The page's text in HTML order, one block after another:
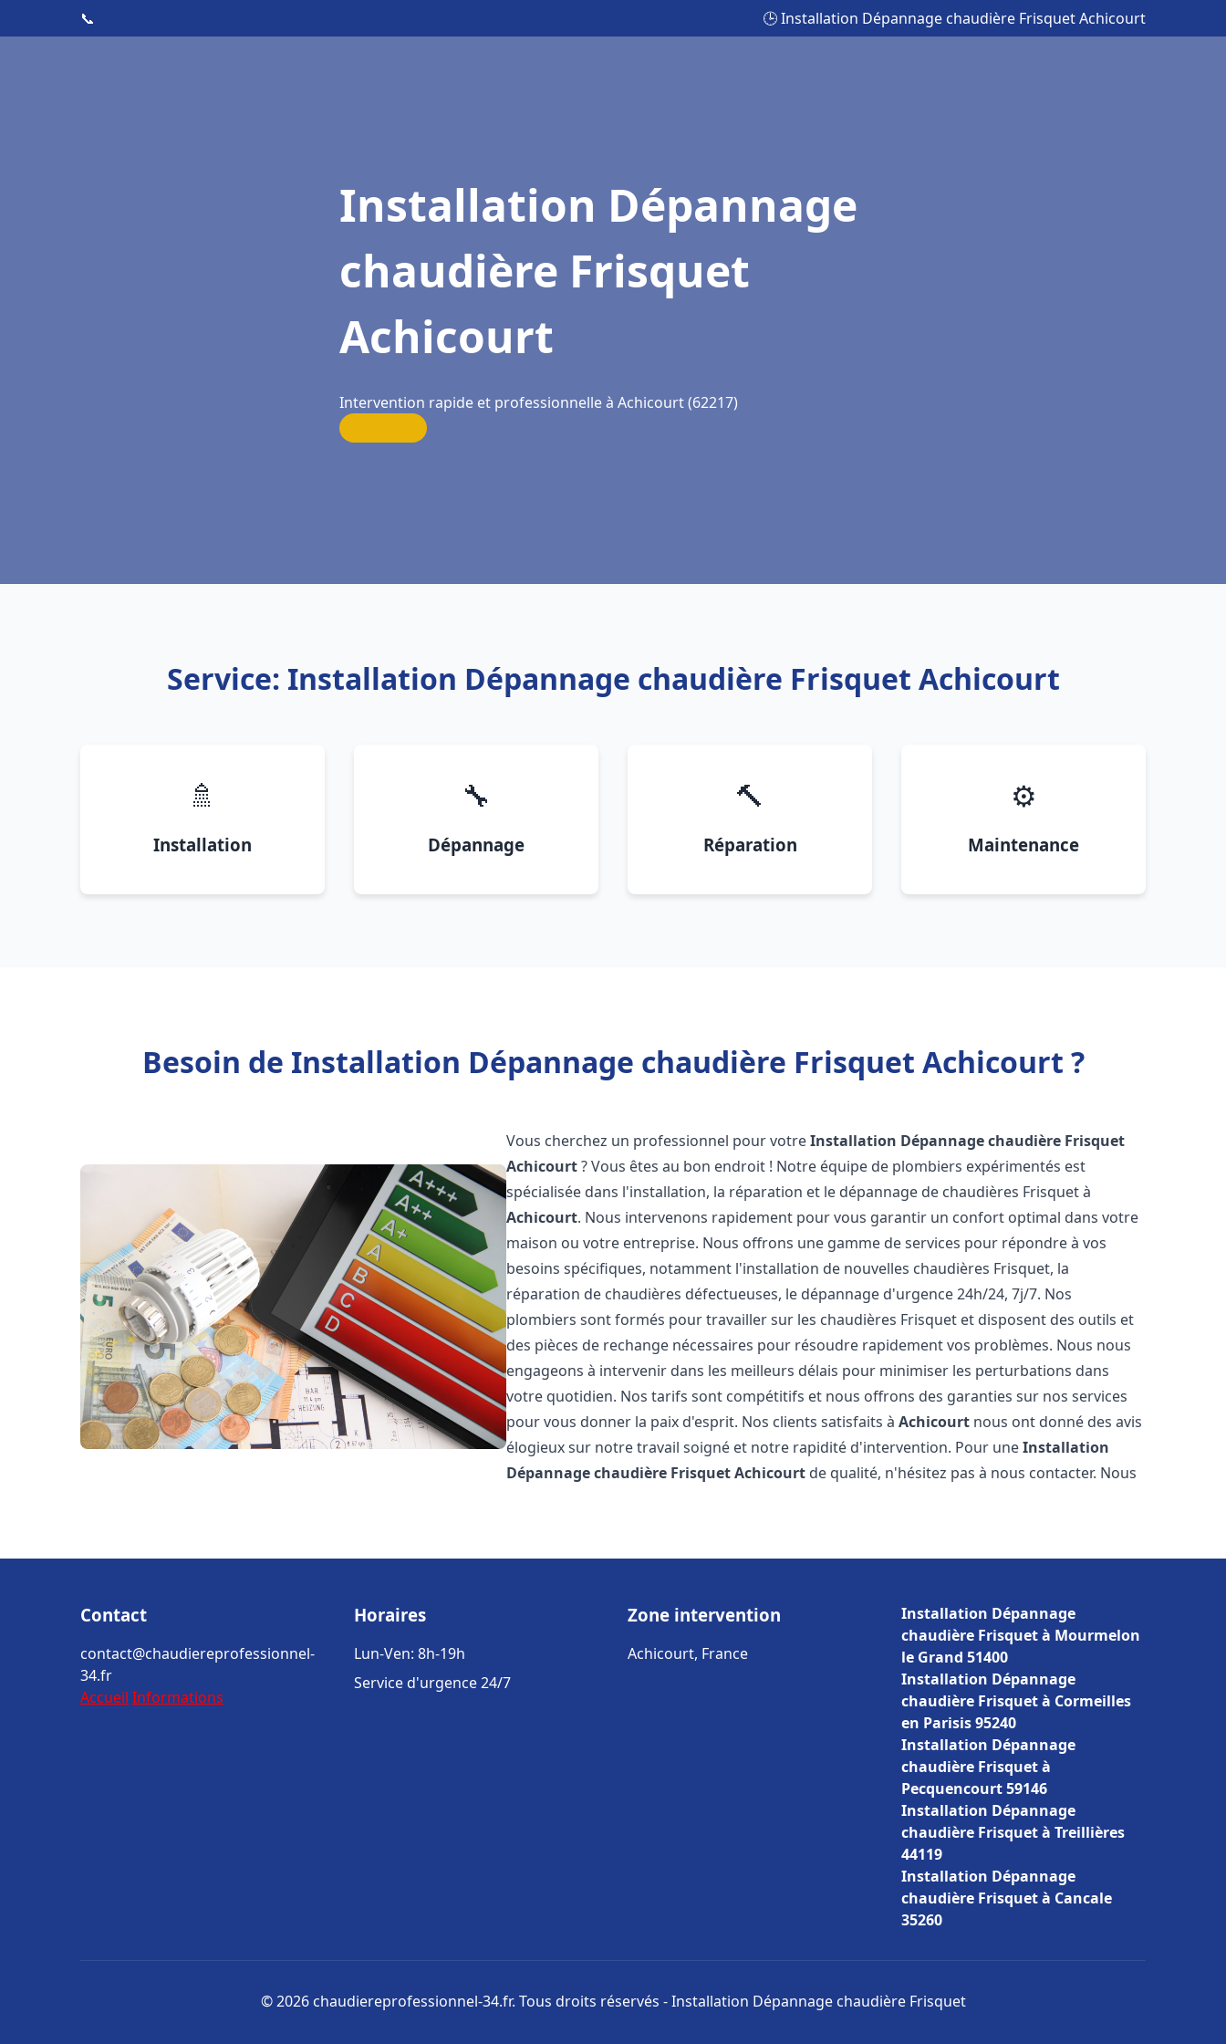
📞 🕒 Installation Dépannage chaudière Frisquet Achicourt
Installation Dépannage
chaudière Frisquet
Achicourt
Intervention rapide et professionnelle à Achicourt (62217)
Service: Installation Dépannage chaudière Frisquet Achicourt
🚿
Installation
🔧
Dépannage
🔨
Réparation
⚙️
Maintenance
Besoin de Installation Dépannage chaudière Frisquet Achicourt ?
Vous cherchez un professionnel pour votreInstallation Dépannage chaudière Frisquet
Achicourt? Vous êtes au bon endroit ! Notre équipe de plombiers expérimentés est
spécialisée dans l'installation, la réparation et le dépannage de chaudières Frisquet à
Achicourt. Nous intervenons rapidement pour vous garantir un confort optimal dans votre
maison ou votre entreprise. Nous offrons une gamme de services pour répondre à vos
besoins spécifiques, notamment l'installation de nouvelles chaudières Frisquet, la
réparation de chaudières défectueuses, le dépannage d'urgence 24h/24, 7j/7. Nos
plombiers sont formés pour travailler sur les chaudières Frisquet et disposent des outils et
des pièces de rechange nécessaires pour résoudre rapidement vos problèmes. Nous nous
engageons à intervenir dans les meilleurs délais pour minimiser les perturbations dans
votre quotidien. Nos tarifs sont compétitifs et nous offrons des garanties sur nos services
pour vous donner la paix d'esprit. Nos clients satisfaits àAchicourt nous ont donné des avis
élogieux sur notre travail soigné et notre rapidité d'intervention. Pour uneInstallation
Dépannage chaudière FrisquetAchicourt de qualité, n'hésitez pas à nous contacter. Nous
Contact
contact@chaudiereprofessionnel-
34.fr
Accueil Informations
Horaires
Lun-Ven: 8h-19h
Service d'urgence 24/7
Zone intervention
Achicourt, France
Installation Dépannage
chaudière Frisquet à Mourmelon
le Grand 51400
Installation Dépannage
chaudière Frisquet à Cormeilles
en Parisis 95240
Installation Dépannage
chaudière Frisquet à
Pecquencourt 59146
Installation Dépannage
chaudière Frisquet à Treillières
44119
Installation Dépannage
chaudière Frisquet à Cancale
35260
© 2026 chaudiereprofessionnel-34.fr. Tous droits réservés - Installation Dépannage chaudière Frisquet